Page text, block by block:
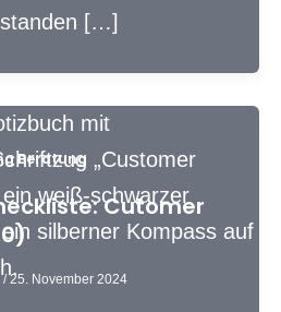
[…]
Beratung
Cutomer
/25. November 2024